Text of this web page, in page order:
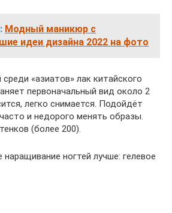
Модный маникюр с
идеи дизайна 2022 на фото
«азиатов» лак китайского
первоначальный вид около 2
легко снимается. Подойдёт
и недорого менять образы.
(более 200).
ногтей лучше: гелевое